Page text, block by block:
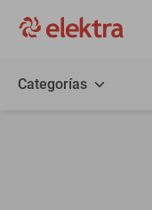
Categorías